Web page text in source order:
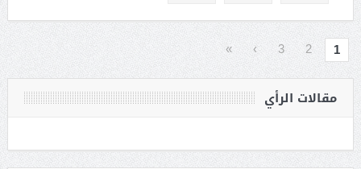
1
2
3
›
»
مقالات الرأي